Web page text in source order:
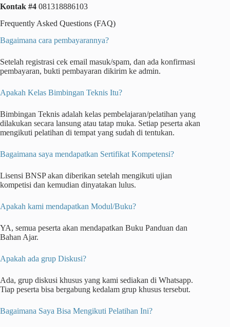
Kontak #4 081318886103
Frequently Asked Questions (FAQ)
Bagaimana cara pembayarannya?
Setelah registrasi cek email masuk/spam, dan ada konfirmasi
pembayaran, bukti pembayaran dikirim ke admin.
Apakah Kelas Bimbingan Teknis Itu?
Bimbingan Teknis adalah kelas pembelajaran/pelatihan yang
dilakukan secara lansung atau tatap muka. Setiap peserta akan
mengikuti pelatihan di tempat yang sudah di tentukan.
Bagaimana saya mendapatkan Sertifikat Kompetensi?
Lisensi BNSP akan diberikan setelah mengikuti ujian
kompetisi dan kemudian dinyatakan lulus.
Apakah kami mendapatkan Modul/Buku?
YA, semua peserta akan mendapatkan Buku Panduan dan
Bahan Ajar.
Apakah ada grup Diskusi?
Ada, grup diskusi khusus yang kami sediakan di Whatsapp.
Tiap peserta bisa bergabung kedalam grup khusus tersebut.
Bagaimana Saya Bisa Mengikuti Pelatihan Ini?